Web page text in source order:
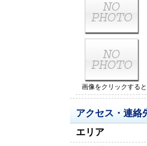
画像をクリックする
アクセス・連絡
エリア